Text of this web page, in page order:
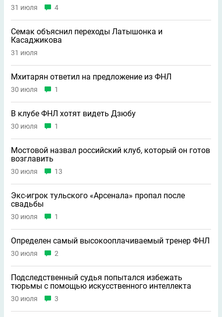
31 июля 4
Семак объяснил переходы Латышонка и
Касаджикова
31 июля
Мхитарян ответил на предложение из ФНЛ
30 июля 1
В клубе ФНЛ хотят видеть Дзюбу
30 июля 1
Мостовой назвал российский клуб, который он готов
возглавить
30 июля 13
Экс-игрок тульского «Арсенала» пропал после
свадьбы
30 июля 1
Определен самый высокооплачиваемый тренер ФНЛ
30 июля 2
Подследственный судья попытался избежать
тюрьмы с помощью искусственного интеллекта
30 июля 3